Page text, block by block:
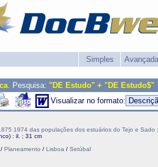
Simples Avançada
. Pesquisa: "DE Estudo" + "DE Estudo$"
Visualizar no formato:
1974 das populações dos estuários do Tejo e
: il. ; 31 cm
/ Planeamento / Lisboa / Setúbal